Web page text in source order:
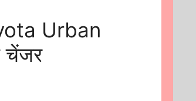
Urban
चेंजर